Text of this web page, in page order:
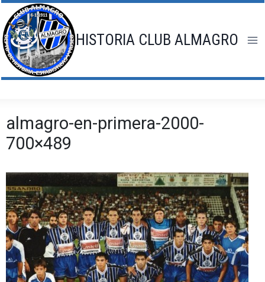
Saltar
al
contenido
HISTORIA CLUB ALMAGRO
almagro-en-primera-2000-
700×489